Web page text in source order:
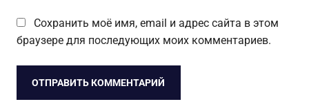
Сохранить моё имя, email и адрес сайта в этом
браузере для последующих моих комментариев.